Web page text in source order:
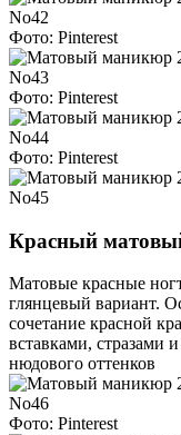
Фото: Pinterest
Фото: Pinterest
Фото: Pinterest
Красный
Матовые красные
глянцевый вариант.
сочетание красной
вставками, стразами
нюдового оттенков
Фото: Pinterest